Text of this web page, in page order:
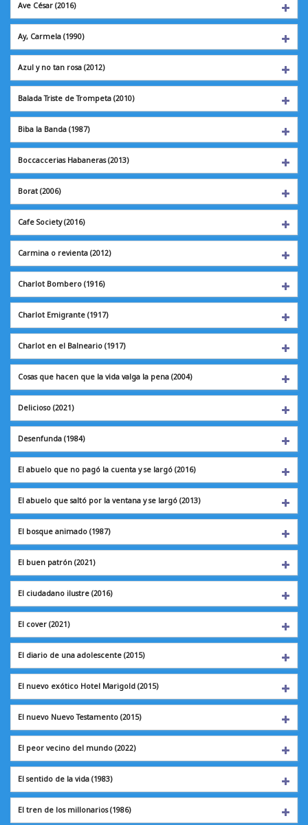
Ave César (2016)
Ay, Carmela (1990)
Azul y no tan rosa (2012)
Balada Triste de Trompeta (2010)
Biba la Banda (1987)
Boccaccerias Habaneras (2013)
Borat (2006)
Cafe Society(2016)
Carmina o revienta (2012)
Charlot Bombero (1916)
Charlot Emigrante (1917)
Charlot en el Balneario (1917)
Cosas que hacen que la vida valga la pena (2004)
Delicioso (2021)
Desenfunda (1984)
El abuelo que no pagó la cuenta y se largó (2016)
El abuelo que saltó por la ventana y se largó (2013)
El bosque animado (1987)
El buen patrón (2021)
El ciudadano ilustre (2016)
El cover (2021)
El diario de una adolescente (2015)
El nuevo exótico Hotel Marigold (2015)
El nuevo Nuevo Testamento (2015)
El peor vecino del mundo (2022)
El sentido de la vida (1983)
El tren de los millonarios (1986)